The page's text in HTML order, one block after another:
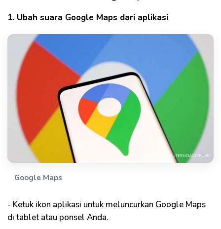
1. Ubah suara Google Maps dari aplikasi
Google Maps
- Ketuk ikon aplikasi untuk meluncurkan Google Maps
di tablet atau ponsel Anda.